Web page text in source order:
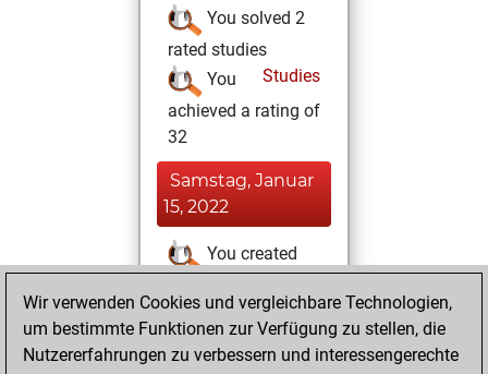
You solved 2
rated studies
Studies
You
achieved a rating of
32
Samstag, Januar
15, 2022
You created
Studies
Freitag,
Januar 14, 2022
Wir verwenden Cookies und vergleichbare Technologien,
um bestimmte Funktionen zur Verfügung zu stellen, die
Nutzererfahrungen zu verbessern und interessengerechte